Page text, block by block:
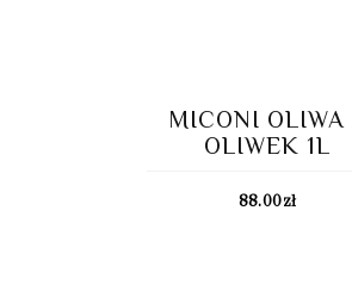
MICONI OLIWA
OLIWEK 1L
88.00zł